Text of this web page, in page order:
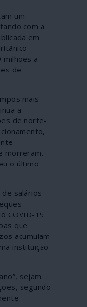
um
com a
em
milhões a
de
mais
a
de norte-
morreram.
o último
salários
COVID-19
que
acumulam
instituição
sejam
segundo